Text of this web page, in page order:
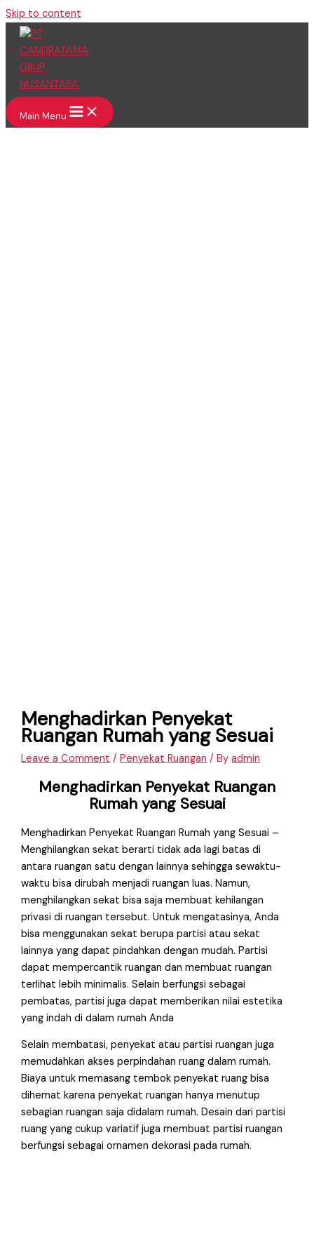
Skip to content
Main Menu
Menghadirkan Penyekat
Ruangan Rumah yang Sesuai
Leave a Comment /Penyekat Ruangan / Byadmin
Menghadirkan Penyekat Ruangan
Rumah yang Sesuai
Menghadirkan Penyekat Ruangan Rumah yang Sesuai –
Menghilangkan sekat berarti tidak ada lagi batas di
antara ruangan satu dengan lainnya sehingga sewaktu-
waktu bisa dirubah menjadi ruangan luas. Namun,
menghilangkan sekat bisa saja membuat kehilangan
privasi di ruangan tersebut. Untuk mengatasinya, Anda
bisa menggunakan sekat berupa partisi atau sekat
lainnya yang dapat pindahkan dengan mudah. Partisi
dapat mempercantik ruangan dan membuat ruangan
terlihat lebih minimalis. Selain berfungsi sebagai
pembatas, partisi juga dapat memberikan nilai estetika
yang indah di dalam rumah Anda
Selain membatasi, penyekat atau partisi ruangan juga
memudahkan akses perpindahan ruang dalam rumah.
Biaya untuk memasang tembok penyekat ruang bisa
dihemat karena penyekat ruangan hanya menutup
sebagian ruangan saja didalam rumah. Desain dari partisi
ruang yang cukup variatif juga membuat partisi ruangan
berfungsi sebagai ornamen dekorasi pada rumah.